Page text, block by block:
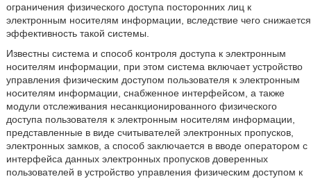
ограничения физического доступа посторонних лиц к
электронным носителям информации, вследствие чего снижается
эффективность такой системы.
Известны система и способ контроля доступа к электронным
носителям информации, при этом система включает устройство
управления физическим доступом пользователя к электронным
носителям информации, снабженное интерфейсом, а также
модули отслеживания несанкционированного физического
доступа пользователя к электронным носителям информации,
представленные в виде считывателей электронных пропусков,
электронных замков, а способ заключается в вводе оператором с
интерфейса данных электронных пропусков доверенных
пользователей в устройство управления физическим доступом к